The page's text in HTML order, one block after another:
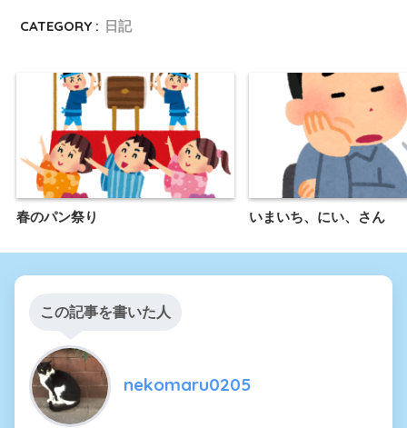
CATEGORY : 日記
春のパン祭り いまいち、にい、さん
この記事を書いた人
nekomaru0205